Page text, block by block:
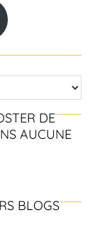
DE
AUCUNE
BLOGS